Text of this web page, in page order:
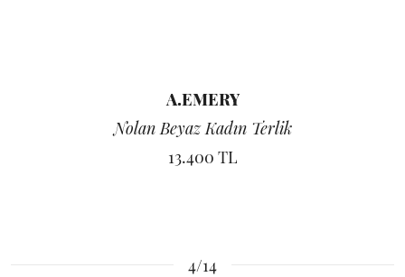
A.EMERY
Nolan Beyaz Kadın Terlik
13.400 TL
4/14